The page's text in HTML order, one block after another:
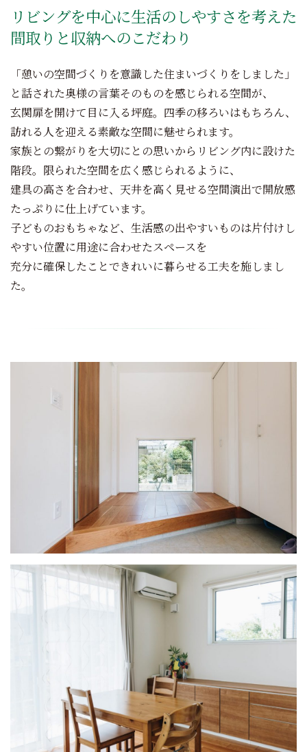
リビングを中心に生活のしやすさを考えた
間取りと収納へのこだわり
「憩いの空間づくりを意識した住まいづくりをしました」
と話された奥様の言葉そのものを感じられる空間が、
玄関扉を開けて目に入る坪庭。四季の移ろいはもちろん、
訪れる人を迎える素敵な空間に魅せられます。
家族との繋がりを大切にとの思いからリビング内に設けた
階段。限られた空間を広く感じられるように、
建具の高さを合わせ、天井を高く見せる空間演出で開放感
たっぷりに仕上げています。
子どものおもちゃなど、生活感の出やすいものは片付けし
やすい位置に用途に合わせたスペースを
充分に確保したことできれいに暮らせる工夫を施しまし
た。